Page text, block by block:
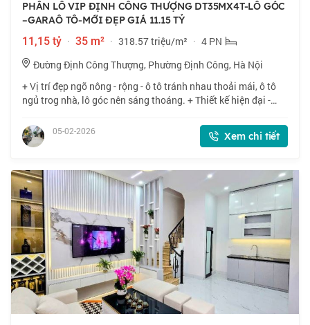
PHÂN LÔ VIP ĐỊNH CÔNG THƯỢNG DT35MX4T-LÔ GÓC
–GARAÔ TÔ-MỚI ĐẸP GIÁ 11.15 TỶ
11,15 tỷ · 35 m² · 318.57 triệu/m² · 4 PN
Đường Định Công Thượng, Phường Định Công, Hà Nội
+ Vị trí đẹp ngõ nông - rộng - ô tô tránh nhau thoải mái, ô tô
ngủ trog nhà, lô góc nên sáng thoáng. + Thiết kế hiện đại -
Phòng khách rộng,
05-02-2026 Xem chi tiết